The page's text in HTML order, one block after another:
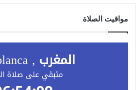
مواقيت الصلاة